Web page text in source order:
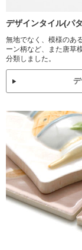
デザインタイル(パ
無地でなく、模様のあ
ーン柄など、また唐草
分類しました。